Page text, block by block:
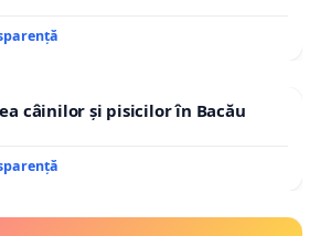
câinilor și pisicilor în Bacău